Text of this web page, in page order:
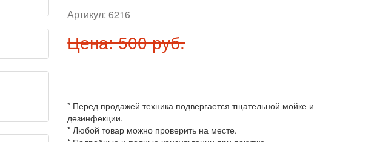
Артикул:6216
Цена: 500 руб.
* Перед продажей техника подвергается тщательной мойке и
дезинфекции.
* Любой товар можно проверить на месте.